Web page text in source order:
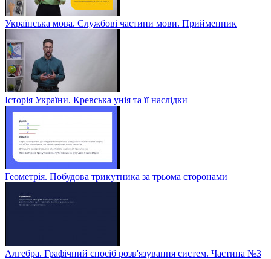
Українська мова. Службові частини мови. Прийменник
Історія України. Кревська унія та її наслідки
Геометрія. Побудова трикутника за трьома сторонами
Алгебра. Графічний спосіб розв'язування систем. Частина №3